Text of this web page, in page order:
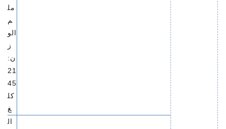
مل
م
الو
ز
ن:
21
45
كل
غ
ال